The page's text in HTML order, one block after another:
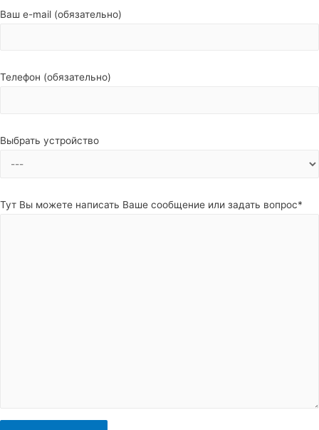
Ваш e-mail (обязательно)
Телефон (обязательно)
Выбрать устройство
Тут Вы можете написать Ваше сообщение или задать вопрос*